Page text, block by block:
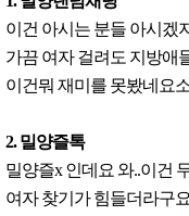
이건 아시는 분들 아시겠
가끔 여자 걸려도 지방애
이건뭐 재미를 못봤네요
2. 밀양즐톡
밀양즐x 인데요 와..이건
여자 찾기가 힘들더라구